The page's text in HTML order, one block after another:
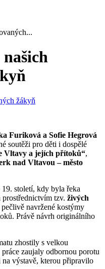
Furiková a Sofie Hegrová
soutěži pro děti i dospělé
Vltavy a jejích přítoků“,
nad Vltavou – město
století, kdy byla řeka
tzv. živých
navržené kostýmy
Právě návrh originálního
zhostily s velkou
zaujaly odbornou porotu
výstavě, kterou připravilo